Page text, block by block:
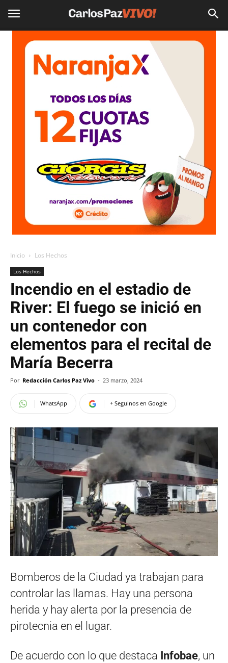
Inicio Los Hechos
Los Hechos
Incendio en el estadio de
River: El fuego se inició en
un contenedor con
elementos para el recital de
María Becerra
Por Redacción Carlos Paz Vivo - 23 marzo, 2024
WhatsApp + Seguinos en Google
Bomberos de la Ciudad ya trabajan para
controlar las llamas. Hay una persona
herida y hay alerta por la presencia de
pirotecnia en el lugar.
De acuerdo con lo que destaca Infobae, un